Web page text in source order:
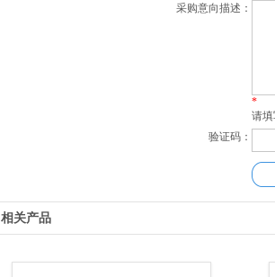
采购意向描述：
*
请
验证码：
相关产品